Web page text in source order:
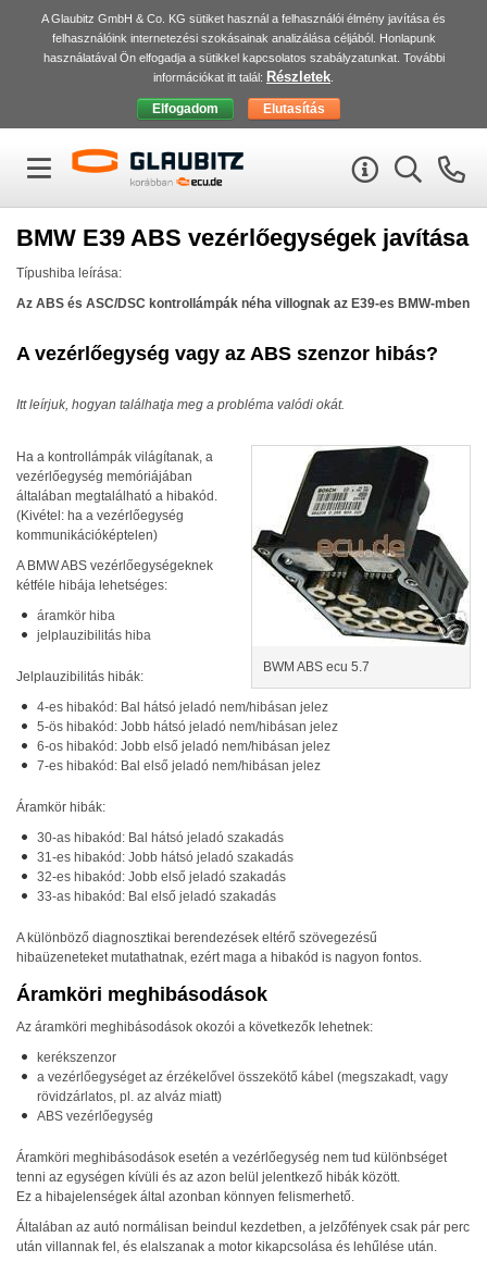
A Glaubitz GmbH & Co. KG sütiket használ a felhasználói élmény javítása és
felhasználóink internetezési szokásainak analizálása céljából. Honlapunk
használatával Ön elfogadja a sütikkel kapcsolatos szabályzatunkat. További
információkat itt talál: Részletek
BMW E39 ABS vezérlőegységek javítása
Típushiba leírása:
Az ABS és ASC/DSC kontrollámpák néha villognak az E39-es BMW-mben
A vezérlőegység vagy az ABS szenzor hibás?
Itt leírjuk, hogyan találhatja meg a probléma valódi okát.
BWM ABS ecu 5.7
Ha a kontrollámpák világítanak, a
vezérlőegység memóriájában
általában megtalálható a hibakód.
(Kivétel: ha a vezérlőegység
kommunikációképtelen)
A BMWABS vezérlőegységeknek
kétféle hibája lehetséges:
áramkör hiba
jelplauzibilitás hiba
Jelplauzibilitás hibák:
4-es hibakód: Bal hátsó jeladó nem/hibásan jelez
5-ös hibakód: Jobb hátsó jeladó nem/hibásan jelez
6-os hibakód: Jobb első jeladó nem/hibásan jelez
7-es hibakód: Bal első jeladó nem/hibásan jelez
Áramkör hibák:
30-as hibakód: Bal hátsó jeladó szakadás
31-es hibakód: Jobb hátsó jeladó szakadás
32-es hibakód: Jobb első jeladó szakadás
33-as hibakód: Bal első jeladó szakadás
A különböző diagnosztikai berendezések eltérő szövegezésű
hibaüzeneteket mutathatnak, ezért maga a hibakód is nagyon fontos.
Áramköri meghibásodások
Az áramköri meghibásodások okozói a következők lehetnek:
kerékszenzor
a vezérlőegységet az érzékelővel összekötő kábel (megszakadt, vagy
rövidzárlatos, pl. az alváz miatt)
ABS vezérlőegység
Áramköri meghibásodások esetén a vezérlőegység nem tud különbséget
tenni az egységen kívüli és az azon belül jelentkező hibák között.
Ez a hibajelenségek által azonban könnyen felismerhető.
Általában az autó normálisan beindul kezdetben, a jelzőfények csak pár perc
után villannak fel, és elalszanak a motor kikapcsolása és lehűlése után.